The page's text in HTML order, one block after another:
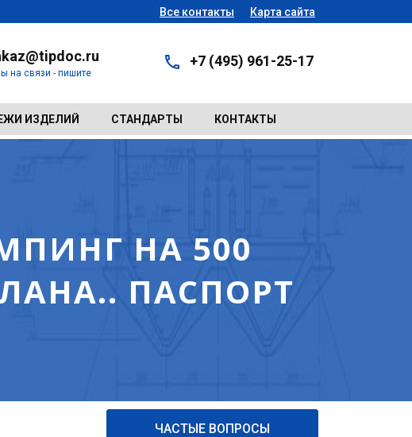
Все контакты Карта сайта
на связи - пишите
+7 (495) 961-25-17
ИЗДЕЛИЙ СТАНДАРТЫ КОНТАКТЫ
НА 500
ПАСПОРТ
ЧАСТЫЕ ВОПРОСЫ